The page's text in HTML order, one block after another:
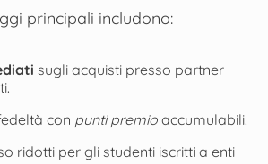
principali includono:
sugli acquisti presso partner
con punti premioaccumulabili.
ridotti per gli studenti iscritti a enti